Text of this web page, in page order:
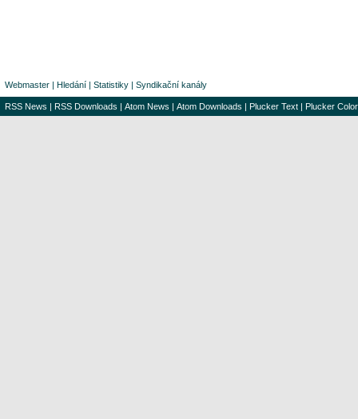
Webmaster | Hledání | Statistiky | Syndikační kanály
RSS News | RSS Downloads | Atom News | Atom Downloads | Plucker Text | Plucker Color